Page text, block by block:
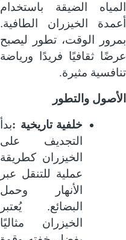
المياه الضيقة باستخدام
أعمدة الخيزران الطافية.
بمرور الوقت، تطور ليصبح
عرضًا ثقافيًا فريدًا ورياضة
تنافسية مثيرة.
الأصول والتطور
خلفية تاريخية :بدأ
التجديف على
الخيزران كطريقة
عملية للتنقل عبر
الأنهار وحمل
البضائع. يُعتبر
الخيزران مثاليًا